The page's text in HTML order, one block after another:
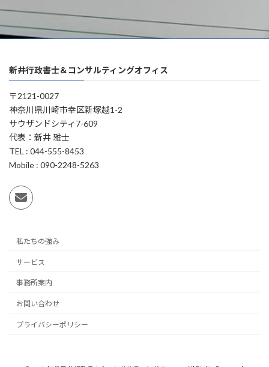
新井行政書士＆コンサルティングオフィス
〒2121-0027
神奈川県川崎市幸区新塚越1-2
サウザンドシティ7-609
代表：新井 雅士
TEL : 044-555-8453
Mobile : 090-2248-5263
私たちの強み
サービス
事務所案内
お問い合わせ
プライバシーポリシー